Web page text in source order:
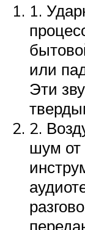
1.
или
Эти
2.
шум от